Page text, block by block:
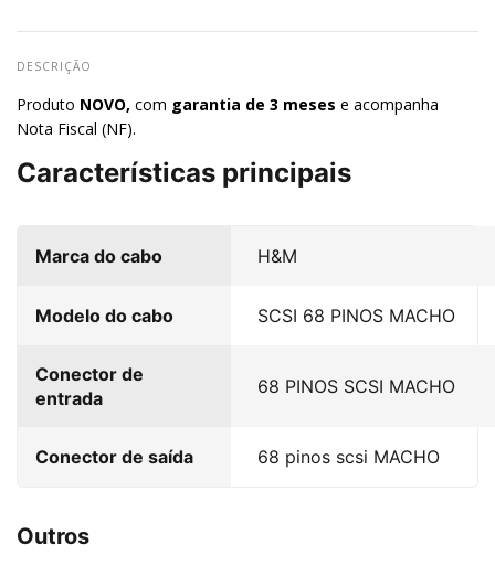
DESCRIÇÃO
Produto NOVO, com garantia de 3 meses e acompanha
Nota Fiscal (NF).
Características principais
Marca do cabo H&M
Modelo do cabo SCSI 68 PINOS MACHO
Conector de
entrada
68 PINOS SCSI MACHO
Conector de saída 68 pinos scsi MACHO
Outros